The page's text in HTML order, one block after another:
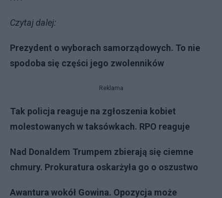
Czytaj dalej:
Prezydent o wyborach samorządowych. To nie
spodoba się części jego zwolenników
Reklama
Tak policja reaguje na zgłoszenia kobiet
molestowanych w taksówkach. RPO reaguje
Nad Donaldem Trumpem zbierają się ciemne
chmury. Prokuratura oskarżyła go o oszustwo
Awantura wokół Gowina. Opozycja może